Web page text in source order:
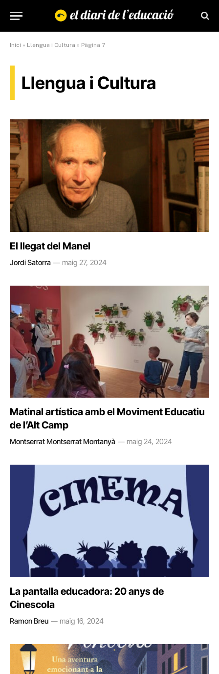
Inici » Llengua i Cultura » Pàgina 7
Llengua i Cultura
El llegat del Manel
Jordi Satorra maig 27, 2024
Matinal artística amb el Moviment Educatiu
de l’Alt Camp
Montserrat Montserrat Montanyà maig 24, 2024
La pantalla educadora: 20 anys de
Cinescola
Ramon Breu maig 16, 2024